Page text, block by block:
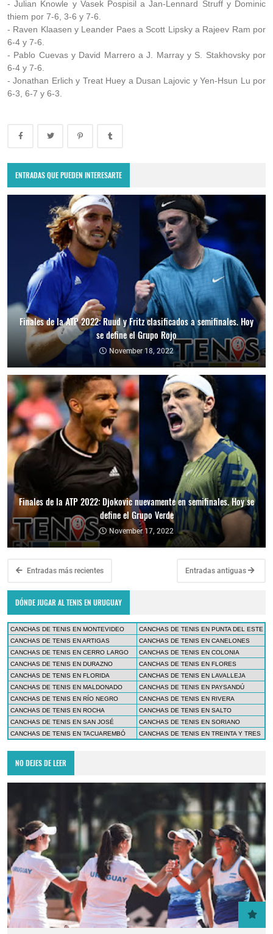
- Julian Knowle y Vasek Pospisil a Jan-Lennard Struff y Dominic
thiem por 7-6, 3-6 y 7-6.
- Raven Klaasen y Leander Paes a Scott Lipsky a Rajeev Ram por
6-4 y 7-6.
- Pablo Cuevas y David Marrero a J. Marray y S. Stakhovsky por
6-4 y 7-6.
- Jonathan Erlich y Treat Huey a Dusan Lajovic y Yen-Hsun Lu por
6-3, 6-7 y 6-3.
ENTRADAS QUE PUEDEN INTERESARTE
Finales de la ATP 2022: Ruud y Fritz clasificados a semifinales. Hoy
se define el Grupo Rojo
November 18, 2022
Finales de la ATP 2022: Djokovic nuevamente en semifinales. Hoy se
define el Grupo Verde
November 17, 2022
Entradas más recientes Entradas antiguas
DÓNDE JUGAR AL TENIS EN URUGUAY
CANCHAS DE TENIS EN MONTEVIDEO
CANCHAS DE TENIS EN PUNTA DEL ESTE
CANCHAS DE TENIS EN ARTIGAS
CANCHAS DE TENIS EN CANELONES
CANCHAS DE TENIS EN CERRO LARGO
CANCHAS DE TENIS EN COLONIA
CANCHAS DE TENIS EN DURAZNO
CANCHAS DE TENIS EN FLORES
CANCHAS DE TENIS EN FLORIDA
CANCHAS DE TENIS EN LAVALLEJA
CANCHAS DE TENIS EN MALDONADO
CANCHAS DE TENIS EN PAYSANDÚ
CANCHAS DE TENIS EN RÍO NEGRO
CANCHAS DE TENIS EN RIVERA
CANCHAS DE TENIS EN ROCHA
CANCHAS DE TENIS EN SALTO
CANCHAS DE TENIS EN SAN JOSÉ
CANCHAS DE TENIS EN SORIANO
CANCHAS DE TENIS EN TACUAREMBÓ
CANCHAS DE TENIS EN TREINTA Y TRES
NO DEJES DE LEER